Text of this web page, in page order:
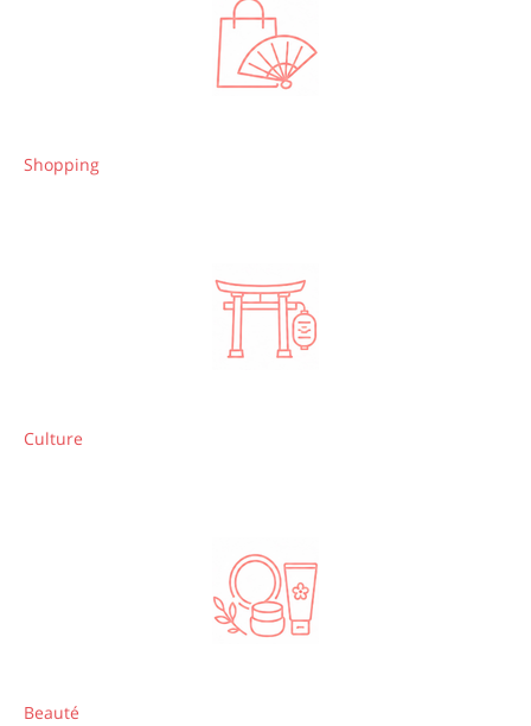
Shopping
Culture
Beauté